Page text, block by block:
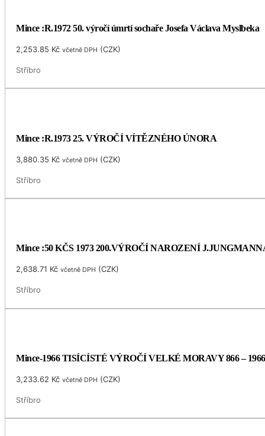
Mince :R.1972 50. výročí úmrtí sochaře Josefa Václava Myslbeka
2,253.85 Kč včetně DPH (CZK)
Stříbro
Mince :R.1973 25. VÝROČÍ VÍTĚZNÉHO ÚNORA
3,880.35 Kč včetně DPH (CZK)
Stříbro
Mince :50 KČS 1973 200.VÝROČÍ NAROZENÍ
2,638.71 Kč včetně DPH (CZK)
Stříbro
Mince-1966 TISÍCÍSTÉ VÝROČÍ VELKÉ MORAVY 866 – 1966
3,233.62 Kč včetně DPH (CZK)
Stříbro